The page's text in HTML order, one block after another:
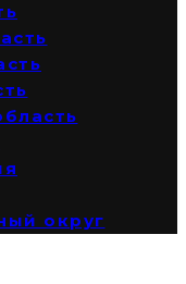
округ